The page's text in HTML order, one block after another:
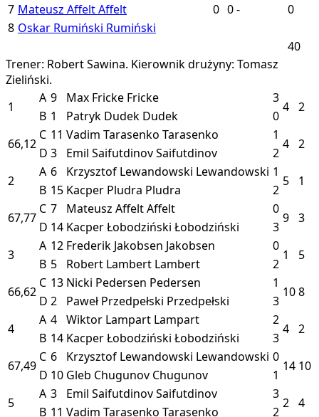
7 Mateusz AffeltAffelt 0 0-
0
8 Oskar Rumiński Rumiński
40
Trener: Robert Sawina. Kierownik drużyny: Tomasz
Zieliński.
1
A 9 Max Fricke Fricke 3
4 2
B 1 Patryk Dudek Dudek
0
66,12
C 11 Vadim Tarasenko Tarasenko 1
4 2
D 3 Emil SaifutdinovSaifutdinov
2
2
A 6 Krzysztof Lewandowski Lewandowski 1
5 1
B 15 Kacper Pludra Pludra
2
67,77
C 7 Mateusz AffeltAffelt 0
9 3
D 14 Kacper Łobodziński Łobodziński
3
3
A 12 Frederik Jakobsen Jakobsen 0
1 5
B 5 Robert Lambert Lambert
2
66,62
C 13 Nicki Pedersen Pedersen 1
108
D 2 Paweł Przedpełski Przedpełski
3
4
A 4 Wiktor Lampart Lampart 2
4 2
B 14 Kacper Łobodziński Łobodziński
3
67,49
C 6 Krzysztof Lewandowski Lewandowski 0
14 10
D 10 Gleb Chugunov Chugunov
1
5
A 3 Emil SaifutdinovSaifutdinov 3
2 4
B 11 Vadim Tarasenko Tarasenko 2